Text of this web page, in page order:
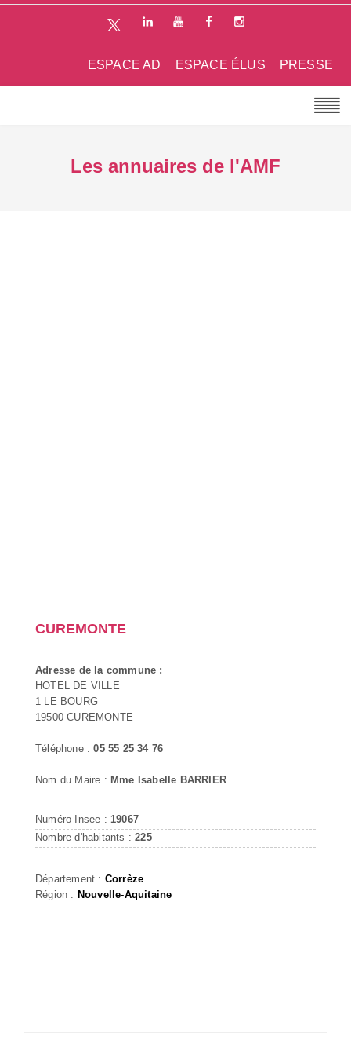
PRESSE
ESPACE ÉLUS
ESPACE AD
Les annuaires de l'AMF
CUREMONTE
Adresse de la commune :
HOTEL DE VILLE
1 LE BOURG
19500 CUREMONTE
Téléphone :05 55 25 34 76
Nom du Maire : Mme Isabelle BARRIER
Numéro Insee : 19067
Nombre d'habitants :225
Département : Corrèze
Région : Nouvelle-Aquitaine